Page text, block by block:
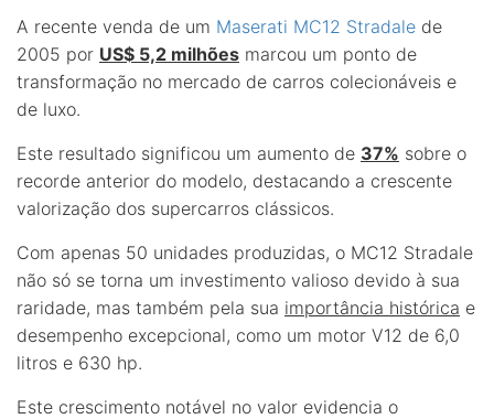
A recente venda de um Maserati MC12 Stradale de
2005 por US$ 5,2 milhões marcou um ponto de
transformação no mercado de carros colecionáveis e
de luxo.
Este resultado significou um aumento de 37% sobre o
recorde anterior do modelo, destacando a crescente
valorização dos supercarros clássicos.
Com apenas 50 unidades produzidas, o MC12 Stradale
não só se torna um investimento valioso devido à sua
raridade, mas também pela sua importância histórica e
desempenho excepcional, como um motor V12 de 6,0
litros e 630 hp.
Este crescimento notável no valor evidencia o